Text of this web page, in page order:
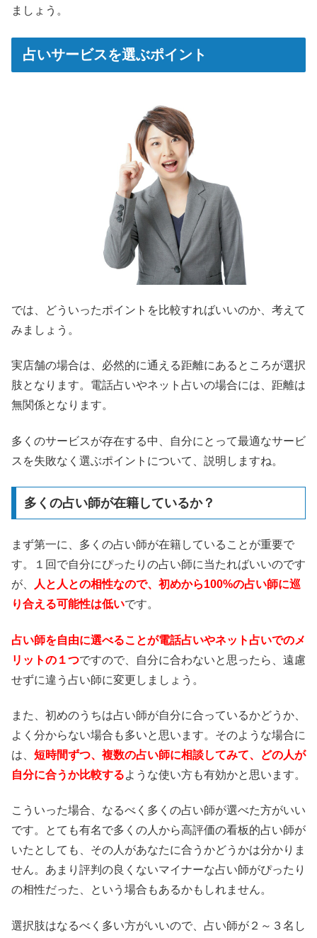
ましょう。
占いサービスを選ぶポイント
では、どういったポイントを比較すればいいのか、考えて
みましょう。
実店舗の場合は、必然的に通える距離にあるところが選択
肢となります。電話占いやネット占いの場合には、距離は
無関係となります。
多くのサービスが存在する中、自分にとって最適なサービ
スを失敗なく選ぶポイントについて、説明しますね。
多くの占い師が在籍しているか？
まず第一に、多くの占い師が在籍していることが重要で
す。１回で自分にぴったりの占い師に当たればいいのです
が、
人と人との相性なので、初めから100%の占い師に巡
り合える可能性は低いです。
占い師を自由に選べることが電話占いやネット占いでのメ
リットの１つですので、自分に合わないと思ったら、遠慮
せずに違う占い師に変更しましょう。
また、初めのうちは占い師が自分に合っているかどうか、
よく分からない場合も多いと思います。そのような場合に
は、 短時間ずつ、複数の占い師に相談してみて、どの人が
自分に合うか比較するような使い方も有効かと思います。
こういった場合、なるべく多くの占い師が選べた方がいい
です。とても有名で多くの人から高評価の看板的占い師が
いたとしても、その人があなたに合うかどうかは分かりま
せん。あまり評判の良くないマイナーな占い師がぴったり
の相性だった、という場合もあるかもしれません。
選択肢はなるべく多い方がいいので、占い師が２～３名し